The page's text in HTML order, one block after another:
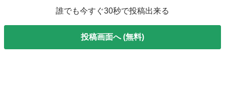
誰でも今すぐ30秒で投稿出来る
投稿画面へ (無料)